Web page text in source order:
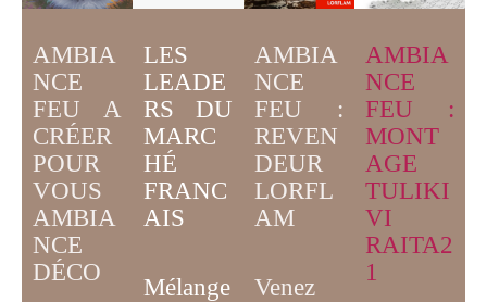
AMBIA
NCE
FEU A
CRÉER
POUR
VOUS
AMBIA
NCE
DÉCO
LES
LEADE
RS DU
MARC
HÉ
FRANC
AIS
Mélange
AMBIA
NCE
FEU :
REVEN
DEUR
LORFL
AM
Venez
AMBIA
NCE
FEU :
MONT
AGE
TULIKI
VI
RAITA2
1